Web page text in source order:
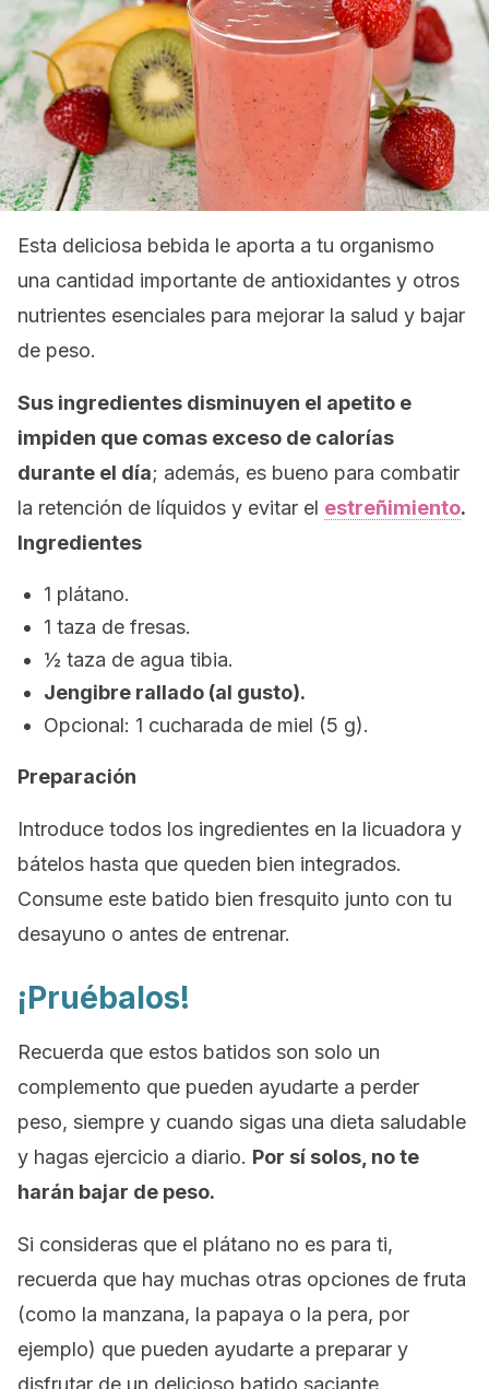
Esta deliciosa bebida le aporta a tu organismo
una cantidad importante de antioxidantes y otros
nutrientes esenciales para mejorar la salud y bajar
de peso.
Sus ingredientes disminuyen el apetito e
impiden que comas exceso de calorías
durante el día; además, es bueno para combatir
la retención de líquidos y evitar el estreñimiento.
Ingredientes
1 plátano.
1 taza de fresas.
½ taza de agua tibia.
Jengibre rallado (al gusto).
Opcional: 1 cucharada de miel (5 g).
Preparación
Introduce todos los ingredientes en la licuadora y
bátelos hasta que queden bien integrados.
Consume este batido bien fresquito junto con tu
desayuno o antes de entrenar.
¡Pruébalos!
Recuerda que estos batidos son solo un
complemento que pueden ayudarte a perder
peso, siempre y cuando sigas una dieta saludable
y hagas ejercicio a diario. Por sí solos, no te
harán bajar de peso.
Si consideras que el plátano no es para ti,
recuerda que hay muchas otras opciones de fruta
(como la manzana, la papaya o la pera, por
ejemplo) que pueden ayudarte a preparar y
disfrutar de un delicioso batido saciante.